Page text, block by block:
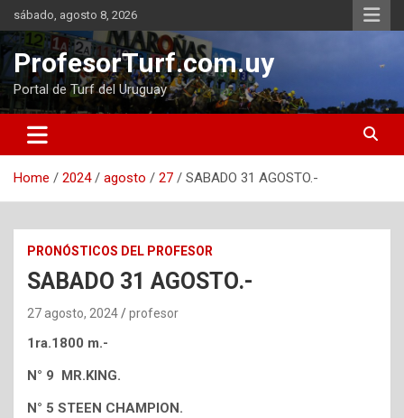
Skip
to
content
sábado, agosto 8, 2026
ProfesorTurf.com.uy
Portal de Turf del Uruguay
Home 2024 agosto 27 SABADO 31 AGOSTO.-
PRONÓSTICOS DEL PROFESOR
SABADO 31 AGOSTO.-
27 agosto, 2024 profesor
1ra.1800 m.-
N° 9 MR.KING.
N° 5 STEEN CHAMPION.